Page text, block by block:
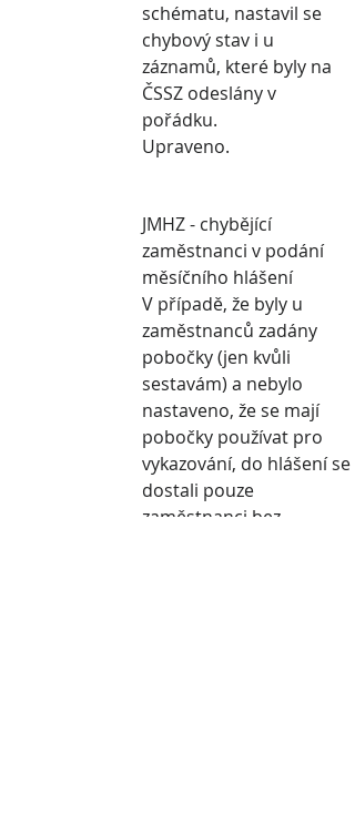
schématu, nastavil se
chybový stav i u
záznamů, které byly na
ČSSZ odeslány v
pořádku.
Upraveno.
JMHZ - chybějící
zaměstnanci v podání
měsíčního hlášení
V případě, že byly u
zaměstnanců zadány
pobočky (jen kvůli
sestavám) a nebylo
nastaveno, že se mají
pobočky používat pro
vykazování, do hlášení se
dostali pouze
zaměstnanci bez